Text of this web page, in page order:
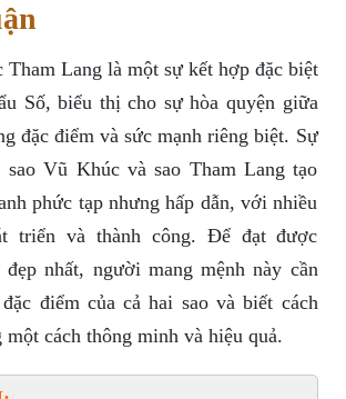
Lang là một sự kết hợp đặc biệt
Số, biểu thị cho sự hòa quyện giữa
đặc điểm và sức mạnh riêng biệt. Sự
Vũ Khúc và sao Tham Lang tạo
phức tạp nhưng hấp dẫn, với nhiều
triển và thành công. Để đạt được
nhất, người mang mệnh này cần
điểm của cả hai sao và biết cách
một cách thông minh và hiệu quả.